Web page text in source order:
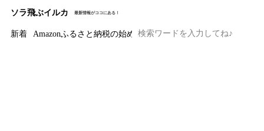
ソラ飛ぶイルカ 最新情報がココにある！
新着 Amazonふるさと納税の始め方と注意点｜ワンストップ特例の